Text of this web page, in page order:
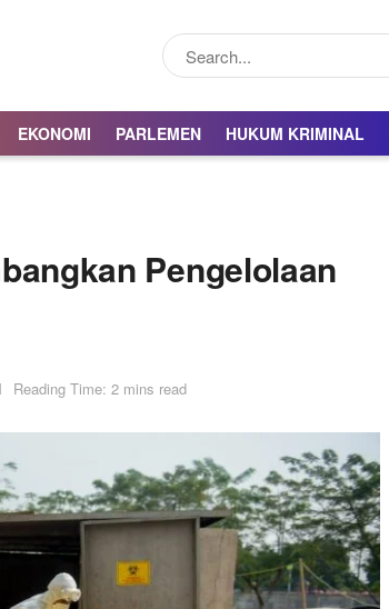
EKONOMI PARLEMEN HUKUM KRIMINAL
Pengelolaan
Reading Time: 2 mins read